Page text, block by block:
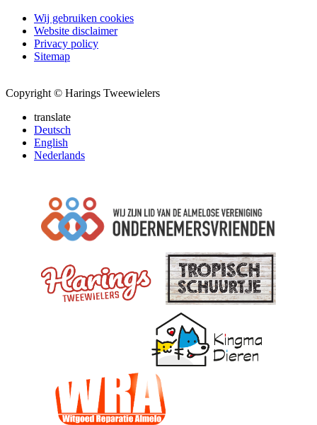
Wij gebruiken cookies
Website disclaimer
Privacy policy
Sitemap
Copyright © Harings Tweewielers
translate
Deutsch
English
Nederlands